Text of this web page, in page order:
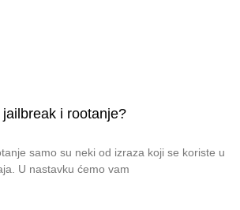
i rootanje?
samo su neki od izraza koji se koriste u
U nastavku ćemo vam